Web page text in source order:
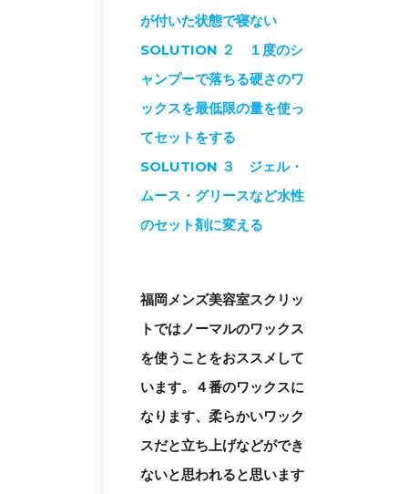
が付いた状態で寝ない
SOLUTION ２ １度のシ
ャンプーで落ちる硬さのワ
ックスを最低限の量を使っ
てセットをする
SOLUTION ３ ジェル・
ムース・グリースなど水性
のセット剤に変える
福岡メンズ美容室スクリッ
トではノーマルのワックス
を使うことをおススメして
います。４番のワックスに
なります、柔らかいワック
スだと立ち上げなどができ
ないと思われると思います